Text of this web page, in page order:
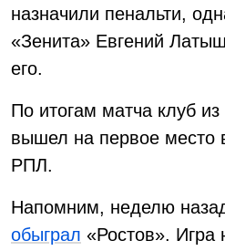
назначили пенальти,
«Зенита» Евгений
его.
По итогам матча клуб
вышел на первое место
РПЛ.
Напомним, неделю
обыграл «Ростов».